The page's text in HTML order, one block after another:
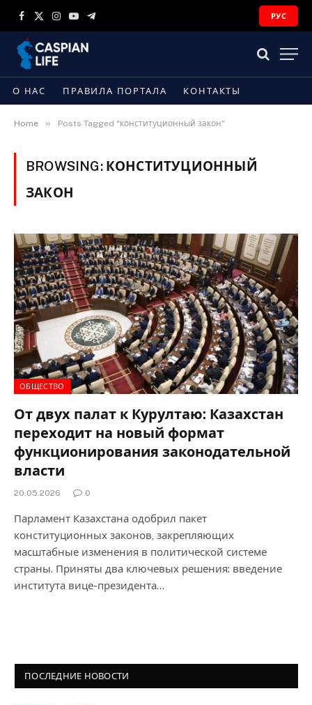
Facebook
X
Instagram
YouTubeTelegram
РУС
О НАС ПРАВИЛА ПОРТАЛА КОНТАКТЫ
Home » Posts Tagged "конституционный закон"
BROWSING: КОНСТИТУЦИОННЫЙ
ЗАКОН
ОБЩЕСТВО
От двух палат к Курултаю: Казахстан
переходит на новый формат
функционирования законодательной
власти
20.05.2026 0
Парламент Казахстана одобрил пакет
конституционных законов, закрепляющих
масштабные изменения в политической системе
страны. Приняты два ключевых решения: введение
института вице-президента…
ПОСЛЕДНИЕ НОВОСТИ